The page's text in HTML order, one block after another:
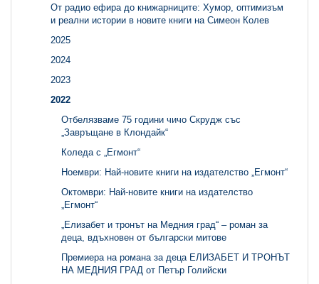
От радио ефира до книжарниците: Хумор, оптимизъм
и реални истории в новите книги на Симеон Колев
2025
2024
2023
2022
Отбелязваме 75 години чичо Скрудж със
„Завръщане в Клондайк“
Коледа с „Егмонт“
Ноември: Най-новите книги на издателство „Егмонт“
Октомври: Най-новите книги на издателство
„Егмонт“
„Елизабет и тронът на Медния град“ – роман за
деца, вдъхновен от български митове
Премиера на романа за деца ЕЛИЗАБЕТ И ТРОНЪТ
НА МЕДНИЯ ГРАД от Петър Голийски